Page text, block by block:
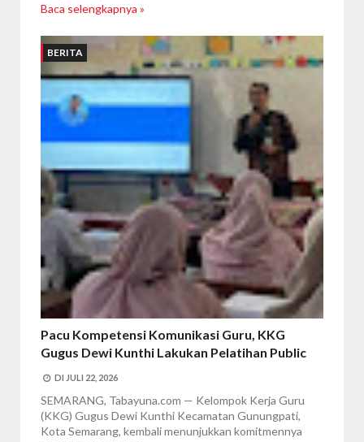
Baca selengkapnya »
BERITA
Pacu Kompetensi Komunikasi Guru, KKG
Gugus Dewi Kunthi Lakukan Pelatihan Public
DI JULI 22, 2026
SEMARANG, Tabayuna.com — Kelompok Kerja Guru
(KKG) Gugus Dewi Kunthi Kecamatan Gunungpati,
Kota Semarang, kembali menunjukkan komitmennya